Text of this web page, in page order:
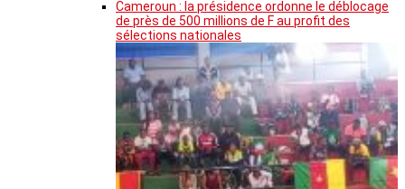
Cameroun : la présidence ordonne le déblocage
de près de 500 millions de F au profit des
sélections nationales